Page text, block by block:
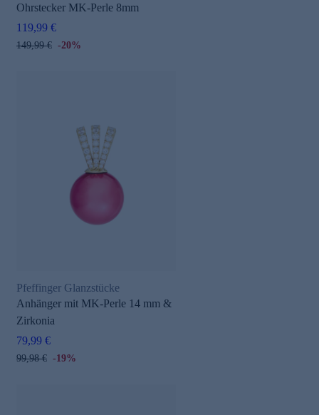
Ohrstecker MK-Perle 8mm
119,99 €
149,99 € -20%
Pfeffinger Glanzstücke
Anhänger mit MK-Perle 14 mm &
Zirkonia
79,99 €
99,98 € -19%